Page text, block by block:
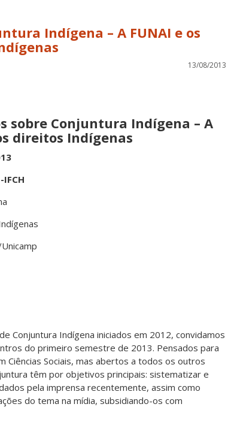
Indígena – A FUNAI e os
13/08/2013
sobre Conjuntura Indígena – A
direitos Indígenas
Conjuntura Indígena iniciados em 2012, convidamos
do primeiro semestre de 2013. Pensados para
Ciências Sociais, mas abertos a todos os outros
têm por objetivos principais: sistematizar e
pela imprensa recentemente, assim como
do tema na mídia, subsidiando-os com